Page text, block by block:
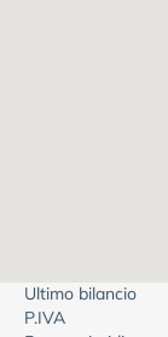
Ultimo bilancio
P.IVA